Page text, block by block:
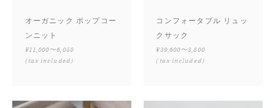
オーガニック ポップコー
ンニット
¥11,000〜6,050
(tax included)
コンフォータブル リュッ
クサック
¥39,600〜8,800
(tax included)